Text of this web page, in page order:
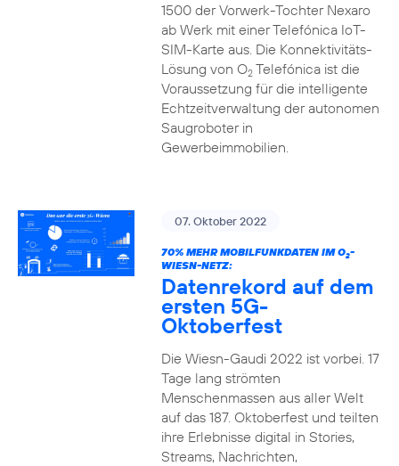
1500 der Vorwerk-Tochter Nexaro
ab Werk mit einer Telefónica IoT-
SIM-Karte aus. Die Konnektivitäts-
Lösung von O2Telefónica ist die
Voraussetzung für die intelligente
Echtzeitverwaltung der autonomen
Saugroboter in
Gewerbeimmobilien.
07. Oktober 2022
70% MEHR MOBILFUNKDATEN IM O2-
WIESN-NETZ:
Datenrekord auf dem
ersten 5G-
Oktoberfest
Die Wiesn-Gaudi 2022 ist vorbei. 17
Tage lang strömten
Menschenmassen aus aller Welt
auf das 187. Oktoberfest und teilten
ihre Erlebnisse digital in Stories,
Streams, Nachrichten,